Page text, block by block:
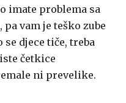
imate problema sa
vam je teško zube
djece tiče, treba
četkice
ni prevelike.